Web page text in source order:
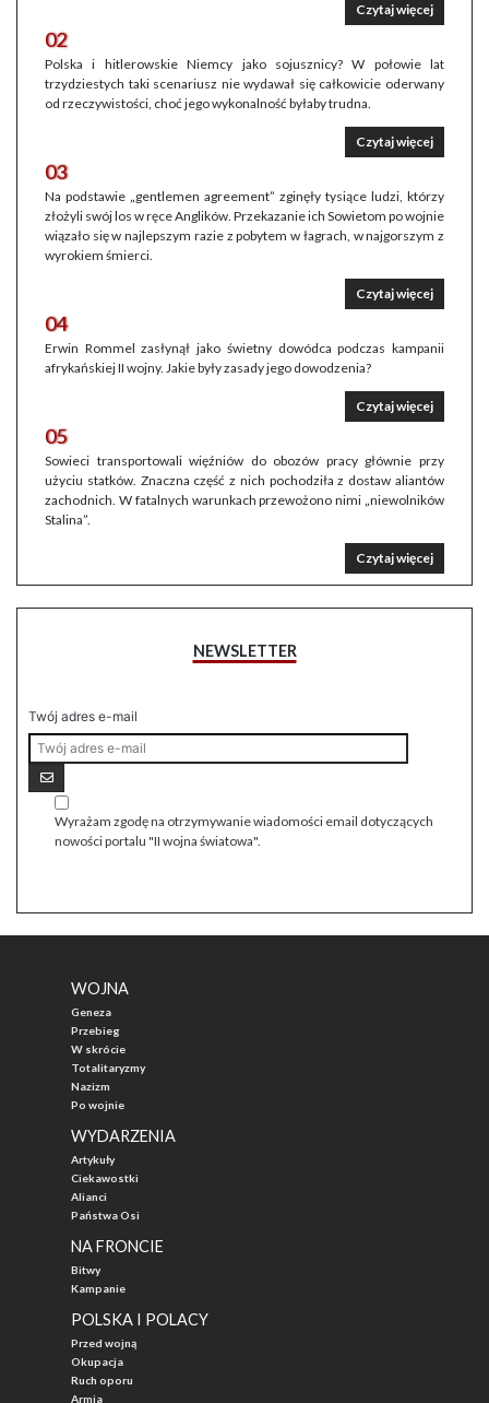
Czytaj więcej
02
Polska i hitlerowskie Niemcy jako sojusznicy? W połowie lat
trzydziestych taki scenariusz nie wydawał się całkowicie oderwany
od rzeczywistości, choć jego wykonalność byłaby trudna.
Czytaj więcej
03
Na podstawie „gentlemen agreement” zginęły tysiące ludzi, którzy
złożyli swój los w ręce Anglików. Przekazanie ich Sowietom po wojnie
wiązało się w najlepszym razie z pobytem w łagrach, w najgorszym z
wyrokiem śmierci.
Czytaj więcej
04
Erwin Rommel zasłynął jako świetny dowódca podczas kampanii
afrykańskiej II wojny. Jakie były zasady jego dowodzenia?
Czytaj więcej
05
Sowieci transportowali więźniów do obozów pracy głównie przy
użyciu statków. Znaczna część z nich pochodziła z dostaw aliantów
zachodnich. W fatalnych warunkach przewożono nimi „niewolników
Stalina”.
Czytaj więcej
NEWSLETTER
Twój adres e-mail
Wyrażam zgodę na otrzymywanie wiadomości email dotyczących
nowości portalu "II wojna światowa".
WOJNA
Geneza
Przebieg
W skrócie
Totalitaryzmy
Nazizm
Po wojnie
WYDARZENIA
Artykuły
Ciekawostki
Alianci
Państwa Osi
NA FRONCIE
Bitwy
Kampanie
POLSKA I POLACY
Przed wojną
Okupacja
Ruch oporu
Armia